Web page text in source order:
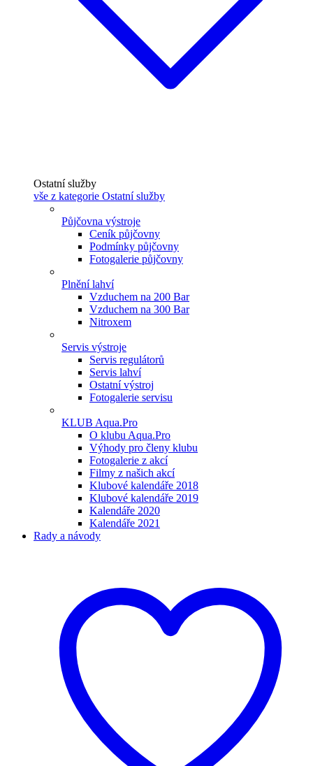
Ostatní služby
vše z kategorie Ostatní služby
Půjčovna výstroje
Ceník půjčovny
Podmínky půjčovny
Fotogalerie půjčovny
Plnění lahví
Vzduchem na 200 Bar
Vzduchem na 300 Bar
Nitroxem
Servis výstroje
Servis regulátorů
Servis lahví
Ostatní výstroj
Fotogalerie servisu
KLUB Aqua.Pro
O klubu Aqua.Pro
Výhody pro členy klubu
Fotogalerie z akcí
Filmy z našich akcí
Klubové kalendáře 2018
Klubové kalendáře 2019
Kalendáře 2020
Kalendáře 2021
Rady a návody